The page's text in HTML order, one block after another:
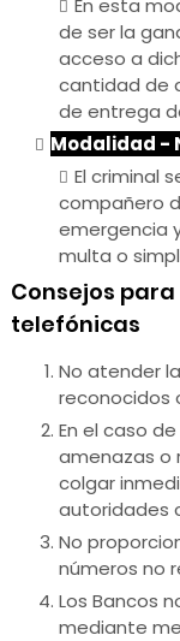
En esta
de ser la
acceso a
cantidad de
de entrega
Modalidad -
El criminal
compañero
emergencia
multa o
Consejos
telefónicas
No atender
reconocidos
En el caso
amenazas o
colgar
autoridades
No
números no
Los Bancos
mediante